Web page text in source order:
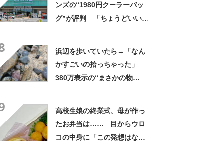
ンズの“1980円クーラーバッ
グ”が評判 「ちょうどいい大
浜辺を歩いていたら→「なん
かすごいの拾っちゃった」
380万表示の“まさかの物
高校生娘の終業式、母が作っ
たお弁当は…… 目からウロ
コの中身に「この発想はなか